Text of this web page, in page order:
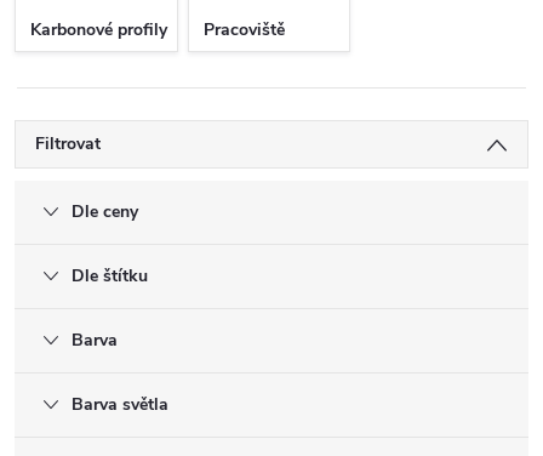
Karbonové profily Pracoviště
Filtrovat
Dle ceny
Dle štítku
Barva
Barva světla